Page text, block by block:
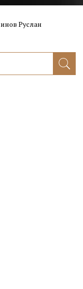
Руслан